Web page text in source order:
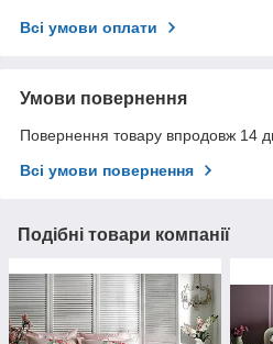
Всі умови оплати
Умови повернення
Повернення товару впродовж 14
Всі умови повернення
Подібні товари компанії